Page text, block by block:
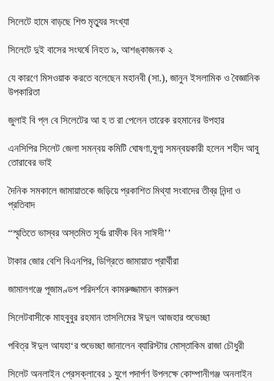
সিলেটে হামে বাড়ছে শিশু মৃত্যুর সংখ্যা
সিলেটে দুই বাসের সংঘর্ষে নিহত ৯, আশঙ্কাজনক ২
যে কারণে মিসওয়াক করতে বলেছেন মহানবী (সা.), জানুন ইসলামিক ও বৈজ্ঞানিক
উপকারিতা
জুলাই বি প্ল বে সিলেটের আ হ ত রা পেলেন তারেক রহমানের উপহার
এনসিপির সিলেট জেলা সমন্বয় কমিটি ঘোষণা,যুগ্ম সমন্বয়কারী হলেন শহীদ আবু
তোরাবের ভাই
দৈনিক সমকালে জামায়াতকে জড়িয়ে প্রকাশিত মিথ্যা সংবাদের তীব্র নিন্দা ও
প্রতিবাদ
“স্মৃতিতে ভাস্বর অস্তমিত সূর্যঃ রাফীক বিন সাঈদী’’
টাকার জোর বেশি বিএনপির, ডিগ্রিতে জামায়াত প্রার্থীরা
জামালগঞ্জে পূজামণ্ডপ পরিদর্শনে কামরুজ্জামান কামরুল
সিলেটবাসীকে মাহবুবুর রহমান তাসলিমের ঈদুল আজহার শুভেচ্ছা
পবিত্র ঈদুল আযহা‘র শুভেচ্ছা জানালেন ব্যারিস্টার মোস্তাকিম রাজা চৌধুরী
সিলেট অনলাইন প্রেসক্লাবের ১ যুগে পদার্পণ উপলক্ষে কোম্পানীগঞ্জ অনলাইন